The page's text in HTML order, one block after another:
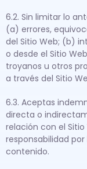
6.2. Sin limitar lo
(a) errores,
del Sitio Web; (b)
o desde el Sitio
troyanos u otros
a través del Sitio
6.3. Aceptas
directa o
relación con el
responsabilidad
contenido.